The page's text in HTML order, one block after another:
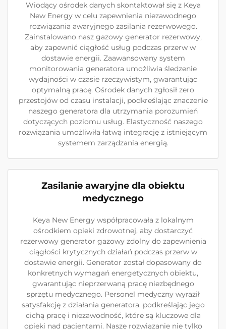
Wiodący ośrodek danych skontaktował się z Keya
New Energy w celu zapewnienia niezawodnego
rozwiązania awaryjnego zasilania rezerwowego.
Zainstalowano nasz gazowy generator rezerwowy,
aby zapewnić ciągłość usług podczas przerw w
dostawie energii. Zaawansowany system
monitorowania generatora umożliwia śledzenie
wydajności w czasie rzeczywistym, gwarantując
optymalną pracę. Ośrodek danych zgłosił zero
przestojów od czasu instalacji, podkreślając znaczenie
naszego generatora dla utrzymania porozumień
dotyczących poziomu usług. Elastyczność naszego
rozwiązania umożliwiła łatwą integrację z istniejącym
systemem zarządzania energią.
Zasilanie awaryjne dla obiektu
medycznego
Keya New Energy współpracowała z lokalnym
ośrodkiem opieki zdrowotnej, aby dostarczyć
rezerwowy generator gazowy zdolny do zapewnienia
ciągłości krytycznych działań podczas przerw w
dostawie energii. Generator został dopasowany do
konkretnych wymagań energetycznych obiektu,
gwarantując nieprzerwaną pracę niezbędnego
sprzętu medycznego. Personel medyczny wyraził
satysfakcję z działania generatora, podkreślając jego
cichą pracę i niezawodność, które są kluczowe dla
opieki nad pacjentami. Nasze rozwiązanie nie tylko